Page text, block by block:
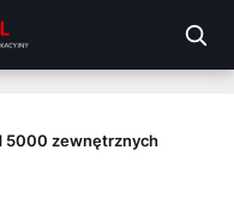
5000 zewnętrznych